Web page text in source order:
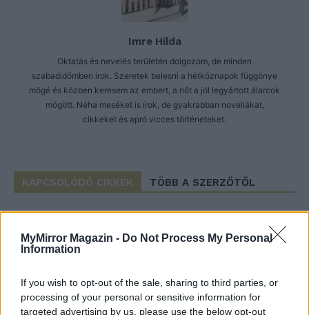
MyMirror Magazin - Do Not Process My Personal
Information
If you wish to opt-out of the sale, sharing to third parties, or
processing of your personal or sensitive information for
targeted advertising by us, please use the below opt-out
Imre Hilda
Oktatás és nevelés területén dolgozom, de minden
szabadidőmben írok. Szeretek belesni a hétköznapok függönye
mögé és közben keresem az embert, a nőt a jól legyártott álarcok
mögött. Néha meséket is írok, de gyakrabban novellákat,
cikkeket és apró vicces történeteket.
KAPCSOLÓDÓ CIKKEK TÖBB A SZERZŐTŐL
nőknek, amikor segítséget kérnek?
Elyna Robbs: Adéle és az örökölt
árnyak 13. rész